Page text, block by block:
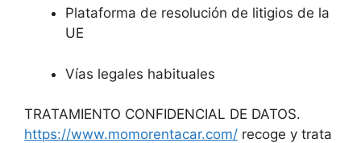
Plataforma de resolución de litigios de la
UE
Vías legales habituales
TRATAMIENTO CONFIDENCIAL DE DATOS.
https://www.momorentacar.com/ recoge y trata